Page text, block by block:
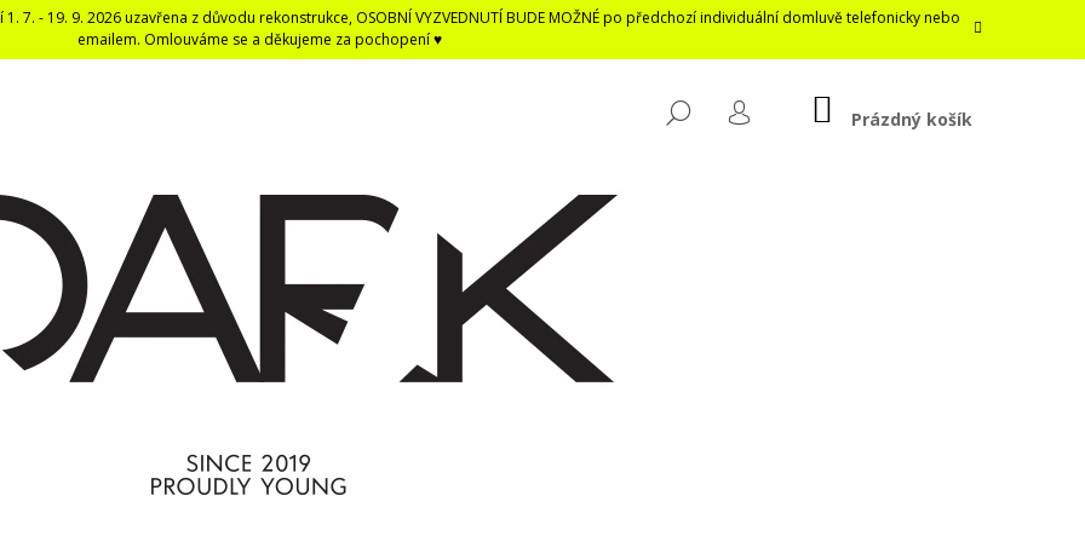
7. - 19. 9. 2026 uzavřena z důvodu rekonstrukce, OSOBNÍ VYZVEDNUTÍ BUDE MOŽNÉ po předchozí individuální domluvě telefonicky nebo
emailem. Omlouváme se a děkujeme za pochopení ♥
HLEDAT
PŘIHLÁŠENÍ
NÁKUPNÍ
KOŠÍK
Prázdný košík
HLEDAT
DOPORUČUJEME